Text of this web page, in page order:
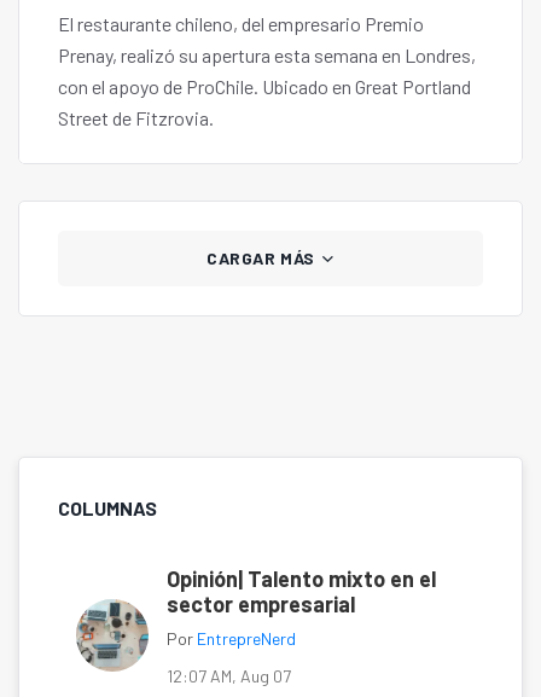
El restaurante chileno, del empresario Premio
Prenay, realizó su apertura esta semana en Londres,
con el apoyo de ProChile. Ubicado en Great Portland
Street de Fitzrovia.
CARGAR MÁS
COLUMNAS
Opinión| Talento mixto en el
sector empresarial
Por EntrepreNerd
12:07 AM, Aug 07